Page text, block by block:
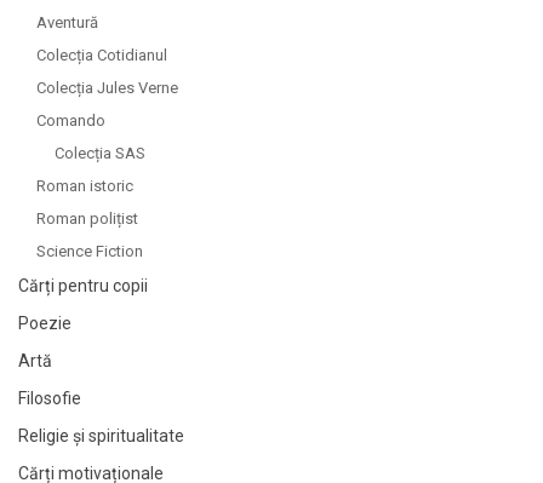
Aventură
Colecția Cotidianul
Colecția Jules Verne
Comando
Colecția SAS
Roman istoric
Roman polițist
Science Fiction
Cărți pentru copii
Poezie
Artă
Filosofie
Religie și spiritualitate
Cărți motivaționale